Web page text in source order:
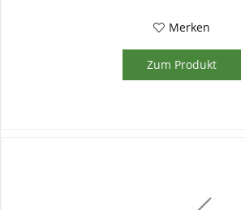
Merken
Zum Produkt